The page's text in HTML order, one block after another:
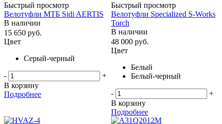
Быстрый просмотр
Велотуфли МТБ Sidi AERTIS
В наличии
15 650 руб.
Цвет
Серый-черный
-
+
В корзину
Подробнее
Быстрый просмотр
Велотуфли Specialized S-Works
Torch
В наличии
48 000 руб.
Цвет
Белый
Белый-черный
-
+
В корзину
Подробнее